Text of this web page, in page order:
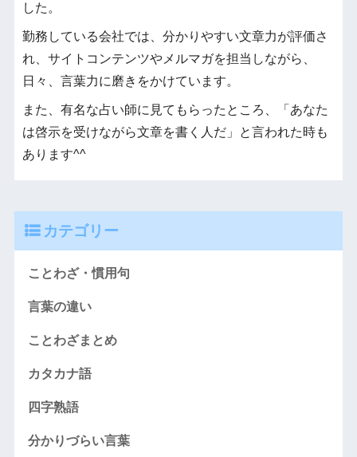
した。
勤務している会社では、分かりやすい文章力が評価さ
れ、サイトコンテンツやメルマガを担当しながら、
日々、言葉力に磨きをかけています。
また、有名な占い師に見てもらったところ、「あなた
は啓示を受けながら文章を書く人だ」と言われた時も
あります^^
カテゴリー
ことわざ・慣用句
言葉の違い
ことわざまとめ
カタカナ語
四字熟語
分かりづらい言葉